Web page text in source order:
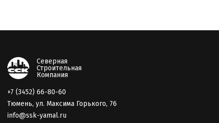
Северная
Строительная
Компания
+7 (3452) 66-80-60
Тюмень, ул. Максима Горького, 76
info@ssk-yamal.ru